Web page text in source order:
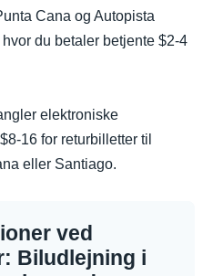
Cana og Autopista
du betaler betjente $2-4
elektroniske
16 for returbilletter til
eller Santiago.
ved
Biludlejning i